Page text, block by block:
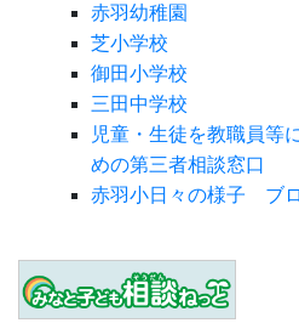
赤羽幼稚園
芝小学校
御田小学校
三田中学校
児童・生徒を教職員等
めの第三者相談窓口
赤羽小日々の様子 ブ